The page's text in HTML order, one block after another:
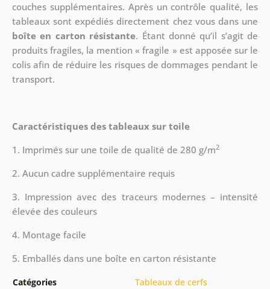
couches supplémentaires. Après un contrôle qualité, les
tableaux sont expédiés directement chez vous dans une
boîte en carton résistante. Étant donné qu’il s’agit de
produits fragiles, la mention « fragile » est apposée sur le
colis afin de réduire les risques de dommages pendant le
transport.
Caractéristiques des tableaux sur toile
1. Imprimés sur une toile de qualité de 280 g/m2
2. Aucun cadre supplémentaire requis
3. Impression avec des traceurs modernes – intensité
élevée des couleurs
4. Montage facile
5. Emballés dans une boîte en carton résistante
Catégories Tableaux de cerfs